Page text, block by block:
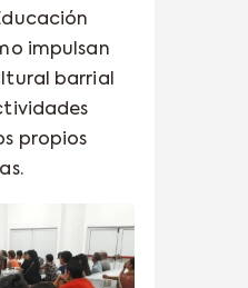
impulsan
barrial
propios